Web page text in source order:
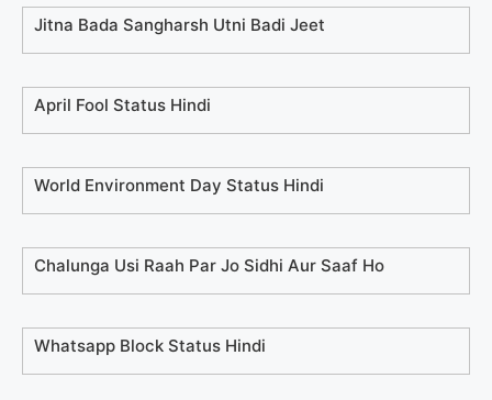
Jitna Bada Sangharsh Utni Badi Jeet
April Fool Status Hindi
World Environment Day Status Hindi
Chalunga Usi Raah Par Jo Sidhi Aur Saaf Ho
Whatsapp Block Status Hindi